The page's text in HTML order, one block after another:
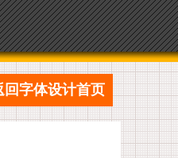
回字体设计首页